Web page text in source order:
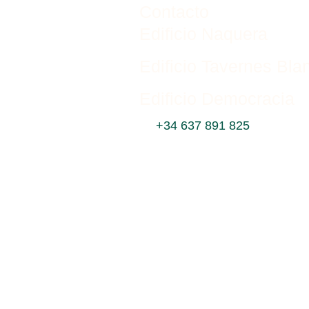
+34 637 891 825